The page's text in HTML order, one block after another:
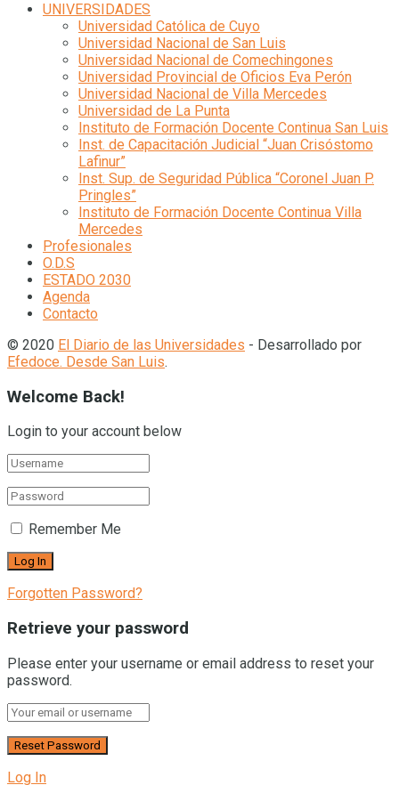
UNIVERSIDADES
Universidad Católica de Cuyo
Universidad Nacional de San Luis
Universidad Nacional de Comechingones
Universidad Provincial de Oficios Eva Perón
Universidad Nacional de Villa Mercedes
Universidad de La Punta
Instituto de Formación Docente Continua San Luis
Inst. de Capacitación Judicial “Juan Crisóstomo
Lafinur”
Inst. Sup. de Seguridad Pública “Coronel Juan P.
Pringles”
Instituto de Formación Docente Continua Villa
Mercedes
Profesionales
O.D.S
ESTADO 2030
Agenda
Contacto
© 2020 El Diario de las Universidades - Desarrollado por
Efedoce. Desde San Luis.
Welcome Back!
Login to your account below
Remember Me
Forgotten Password?
Retrieve your password
Please enter your username or email address to reset your
password.
Log In